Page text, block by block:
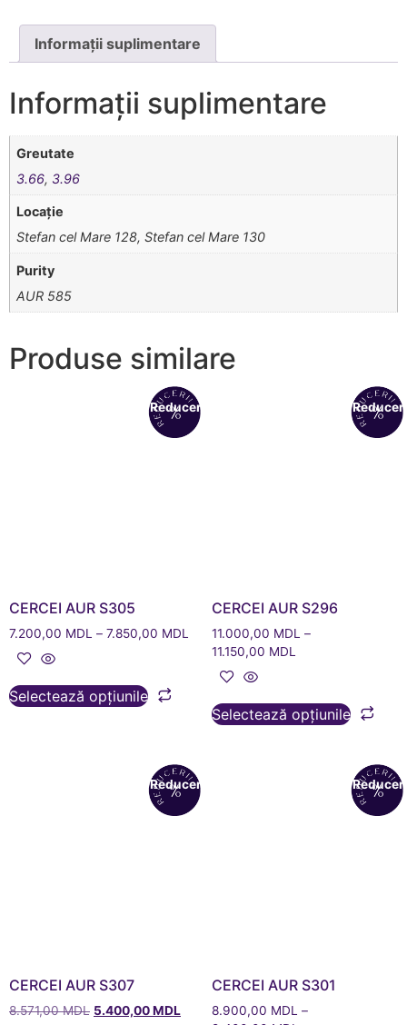
Informații suplimentare
Informații suplimentare
Greutate
3.66, 3.96
Locație
Stefan cel Mare 128, Stefan cel Mare 130
Purity
AUR 585
Produse similare
Reduceri!
CERCEI AUR S305
7.200,00 MDL – 7.850,00 MDL
Selectează opțiunile
CERCEI AUR S296
11.000,00 MDL –
11.150,00 MDL
Selectează opțiunile
Reduceri!
CERCEI AUR S307
8.571,00MDL 5.400,00MDL
CERCEI AUR S301
8.900,00 MDL –